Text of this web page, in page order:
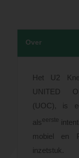
Over
Het U2
UNITED
(UOC), is
alseerste
mobiel en
inzetstuk.